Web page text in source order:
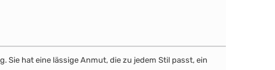
hat eine lässige Anmut, die zu jedem Stil passt, ein